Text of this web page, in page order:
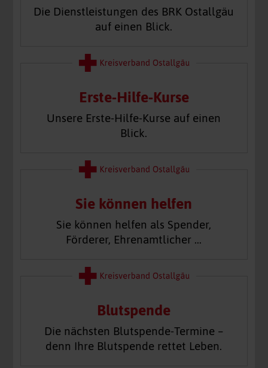
Die Dienstleistungen des BRK Ostallgäu
auf einen Blick.
Erste-Hilfe-Kurse
Unsere Erste-Hilfe-Kurse auf einen
Blick.
Sie können helfen
Sie können helfen als Spender,
Förderer, Ehrenamtlicher …
Blutspende
Die nächsten Blutspende-Termine –
denn Ihre Blutspende rettet Leben.